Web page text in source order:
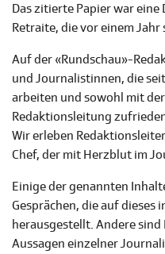
Das zitierte Papier war
Retraite, die vor einem
Auf der «Rundschau»-
und Journalistinnen, die
arbeiten und sowohl mit
Redaktionsleitung
Wir erleben
Chef, der mit Herzblut im
Einige der genannten
Gesprächen, die auf dieses
herausgestellt. Andere
Aussagen einzelner